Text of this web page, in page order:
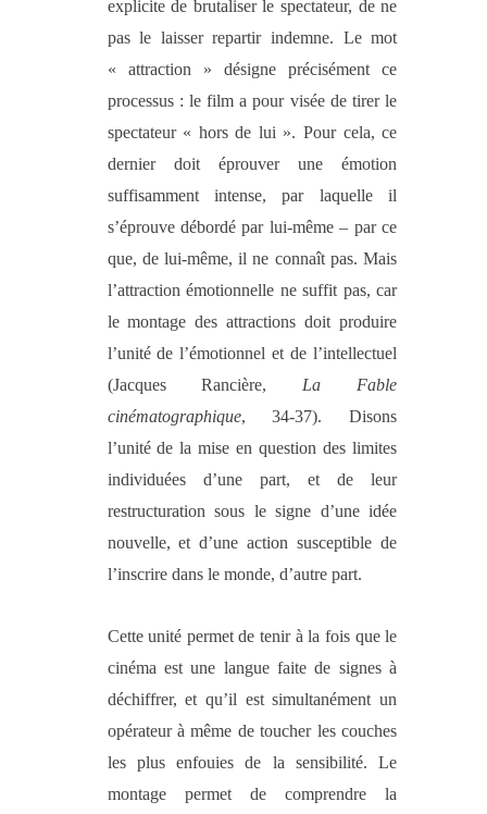
explicite de brutaliser le spectateur, de ne
pas le laisser repartir indemne. Le mot
« attraction » désigne précisément ce
processus : le film a pour visée de tirer le
spectateur « hors de lui ». Pour cela, ce
dernier doit éprouver une émotion
suffisamment intense, par laquelle il
s’éprouve débordé par lui-même – par ce
que, de lui-même, il ne connaît pas. Mais
l’attraction émotionnelle ne suffit pas, car
le montage des attractions doit produire
l’unité de l’émotionnel et de l’intellectuel
(Jacques Rancière, La Fable
cinématographique, 34-37). Disons
l’unité de la mise en question des limites
individuées d’une part, et de leur
restructuration sous le signe d’une idée
nouvelle, et d’une action susceptible de
l’inscrire dans le monde, d’autre part.
Cette unité permet de tenir à la fois que le
cinéma est une langue faite de signes à
déchiffrer, et qu’il est simultanément un
opérateur à même de toucher les couches
les plus enfouies de la sensibilité. Le
montage permet de comprendre la